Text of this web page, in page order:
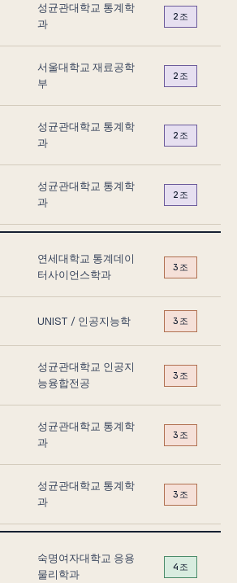
성균관대학교 통계학
과
2조
서울대학교 재료공학
부
2조
성균관대학교 통계학
과
2조
성균관대학교 통계학
과
2조
연세대학교 통계데이
터사이언스학과
3조
UNIST / 인공지능학 3조
성균관대학교 인공지
능융합전공
3조
성균관대학교 통계학
과
3조
성균관대학교 통계학
과
3조
숙명여자대학교 응용
물리학과
4조